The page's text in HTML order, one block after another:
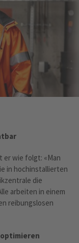
er wie folgt: «Man
in hochinstallierten
die
arbeiten in einem
reibungslosen